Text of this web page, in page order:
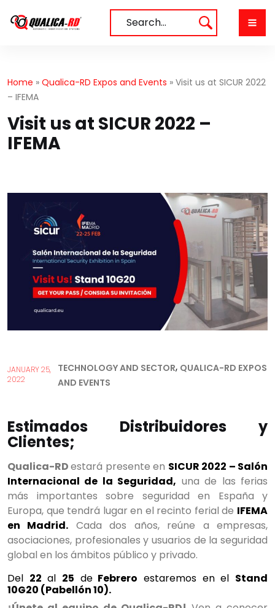
Search…
Home » Qualica-RD Expos and Events » Visit us at SICUR 2022
– IFEMA
Visit us at SICUR 2022 –
IFEMA
JANUARY 25,
2022
TECHNOLOGY AND SECTOR, QUALICA-RD EXPOS
AND EVENTS
Estimados Distribuidores y
Clientes;
Qualica-RDestará presente en SICUR 2022 – Salón
Internacional de la Seguridad, una de las ferias
más importantes sobre seguridad en España y
Europa, que tendrá lugar en el recinto ferial de IFEMA
en Madrid. Cada dos años, reúne a empresas,
asociaciones, profesionales y usuarios de la seguridad
global en los ámbitos público y privado.
Del 22 al 25 deFebrero estaremos en el Stand
10G20 (Pabellón 10).